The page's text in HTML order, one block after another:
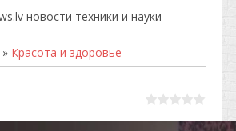
новости техники и науки
» Красота и здоровье